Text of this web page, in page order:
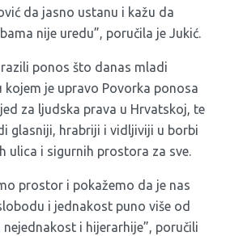
da jasno ustanu i kažu da
nije uredu”, poručila je Jukić.
ponos što danas mladi
je upravo Povorka ponosa
za ljudska prava u Hrvatskoj, te
glasniji, hrabriji i vidljiviji u borbi
ulica i sigurnih prostora za sve.
prostor i pokažemo da je nas
i jednakost puno više od
i hijerarhije”, poručili